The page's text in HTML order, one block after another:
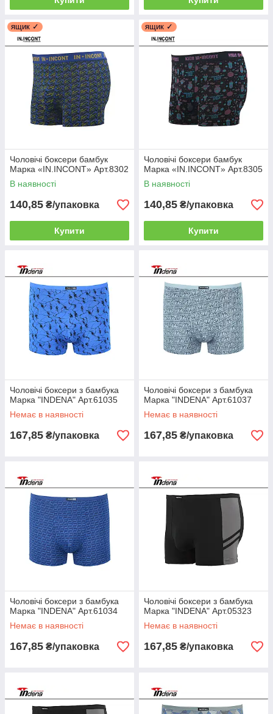
ящик ✓
Чоловічі боксери бамбук
Марка «IN.INCONT» Арт.8302
В наявності
140,85 ₴/упаковка
Купити
ящик ✓
Чоловічі боксери бамбук
Марка «IN.INCONT» Арт.8305
В наявності
140,85 ₴/упаковка
Купити
Чоловічі боксери з бамбука
Марка "INDENA" Арт.61035
Немає в наявності
167,85 ₴/упаковка
Чоловічі боксери з бамбука
Марка "INDENA" Арт.61037
Немає в наявності
167,85 ₴/упаковка
Чоловічі боксери з бамбука
Марка "INDENA" Арт.61034
Немає в наявності
167,85 ₴/упаковка
Чоловічі боксери з бамбука
Марка "INDENA" Арт.05323
Немає в наявності
167,85 ₴/упаковка